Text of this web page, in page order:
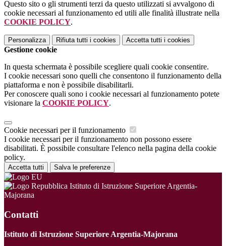
Questo sito o gli strumenti terzi da questo utilizzati si avvalgono di
cookie necessari al funzionamento ed utili alle finalità illustrate nella
COOKIE POLICY.
Personalizza Rifiuta tutti i cookies Accetta tutti i cookies
Gestione cookie
In questa schermata è possibile scegliere quali cookie consentire.
I cookie necessari sono quelli che consentono il funzionamento della
piattaforma e non è possibile disabilitarli.
Per conoscere quali sono i cookie necessari al funzionamento potete
visionare la COOKIE POLICY.
Cookie necessari per il funzionamento
I cookie necessari per il funzionamento non possono essere
disabilitati. È possibile consultare l'elenco nella pagina della cookie
policy.
Accetta tutti Salva le preferenze
Istituto di Istruzione Superiore Argentia-
Majorana
Contatti
Istituto di Istruzione Superiore Argentia-Majorana